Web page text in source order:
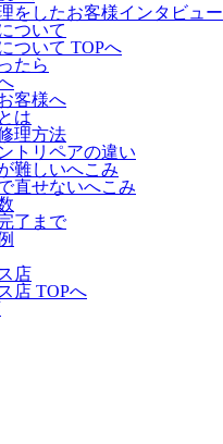
をしたお客様インタビュー
ついて
ついて TOPへ
たら
客様へ
は
理方法
トリペアの違い
難しいへこみ
直せないへこみ
了まで
店
店 TOPへ